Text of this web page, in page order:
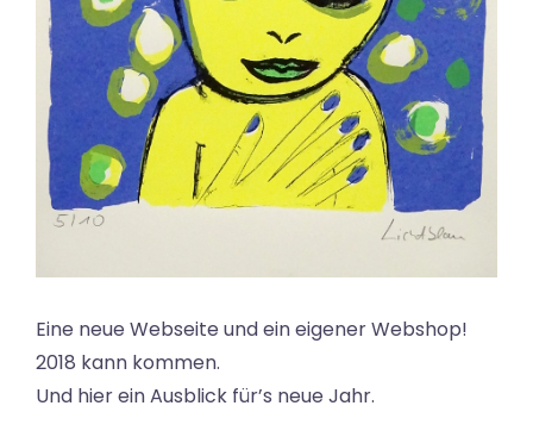
Eine neue Webseite und ein eigener Webshop!
2018 kann kommen.
Und hier ein Ausblick für’s neue Jahr.